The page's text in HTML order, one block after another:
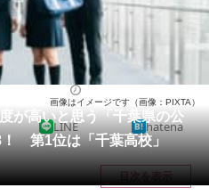
地域
教育・育児
リサーチ
が高いと思う「千葉県の公
！ 第1位は「千葉高校」
画像はイメージです（画像：PIXTA）
LINE hatena
目次を表示